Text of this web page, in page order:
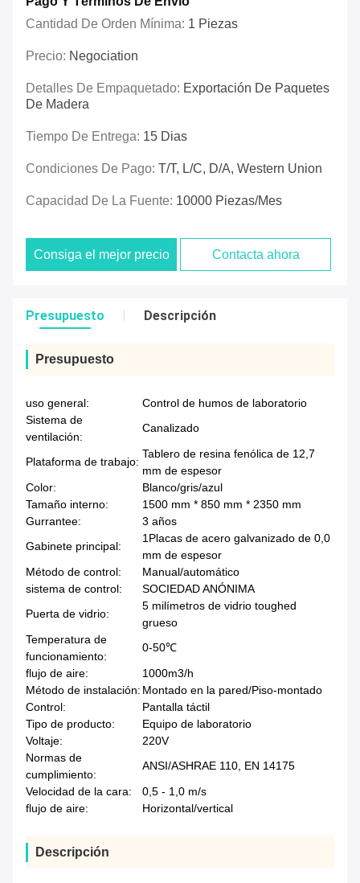
Cantidad De Orden Mínima: 1 Piezas
Precio: Negociation
Detalles De Empaquetado: Exportación De Paquetes
De Madera
Tiempo De Entrega: 15 Dias
Condiciones De Pago: T/T, L/C, D/A, Western Union
Capacidad De La Fuente: 10000 Piezas/mes
Consiga el mejor precio Contacta ahora
Presupuesto Descripción
Presupuesto
uso general:
Control de humos de laboratorio
Sistema de
ventilación:
Canalizado
Plataforma de trabajo:
Tablero de resina fenólica de 12,7
mm de espesor
Color:
Blanco/gris/azul
Tamaño interno:
1500 mm * 850 mm * 2350 mm
Gurrantee:
3 años
Gabinete principal:
1Placas de acero galvanizado de 0,0
mm de espesor
Método de control:
Manual/automático
sistema de control:
SOCIEDAD ANÓNIMA
Puerta de vidrio:
5 milímetros de vidrio toughed
grueso
Temperatura de
funcionamiento:
0-50℃
flujo de aire:
1000m3/h
Método de instalación: Montado en la pared/Piso-montado
Control:
Pantalla táctil
Tipo de producto:
Equipo de laboratorio
Voltaje:
220V
Normas de
cumplimiento:
ANSI/ASHRAE 110, EN 14175
Velocidad de la cara:
0,5 - 1,0 m/s
flujo de aire:
Horizontal/vertical
Descripción